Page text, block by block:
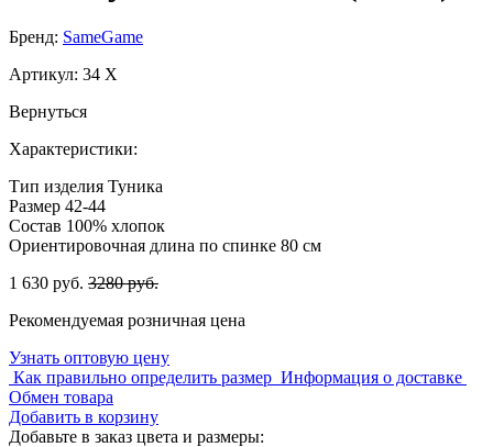
Бренд: SameGame
Артикул: 34 X
Вернуться
Характеристики:
Тип изделия Туника
Размер 42-44
Состав 100% хлопок
Ориентировочная длина по спинке 80 см
1 630 руб. 3280 руб.
Рекомендуемая розничная цена
Узнать оптовую цену
Как правильно определить размер Информация о доставке
Обмен товара
Добавить в корзину
Добавьте в заказ цвета и размеры: